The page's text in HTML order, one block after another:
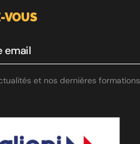
VOUS
et nos dernières formations